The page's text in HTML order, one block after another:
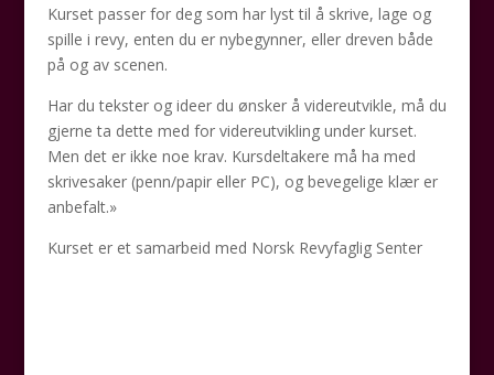
Kurset passer for deg som har lyst til å skrive, lage og
spille i revy, enten du er nybegynner, eller dreven både
på og av scenen.
Har du tekster og ideer du ønsker å videreutvikle, må du
gjerne ta dette med for videreutvikling under kurset.
Men det er ikke noe krav. Kursdeltakere må ha med
skrivesaker (penn/papir eller PC), og bevegelige klær er
anbefalt.»
Kurset er et samarbeid med Norsk Revyfaglig Senter